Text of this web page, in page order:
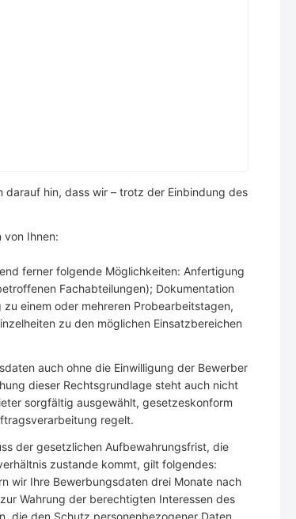
darauf hin, dass wir – trotz der Einbindung des
von Ihnen:
ferner folgende Möglichkeiten: Anfertigung
Fachabteilungen); Dokumentation
einem oder mehreren Probearbeitstagen,
zu den möglichen Einsatzbereichen
auch ohne die Einwilligung der Bewerber
dieser Rechtsgrundlage steht auch nicht
sorgfältig ausgewählt, gesetzeskonform
regelt.
der gesetzlichen Aufbewahrungsfrist, die
zustande kommt, gilt folgendes:
wir Ihre Bewerbungsdaten drei Monate nach
Wahrung der berechtigten Interessen des
die den Schutz personenbezogener Daten